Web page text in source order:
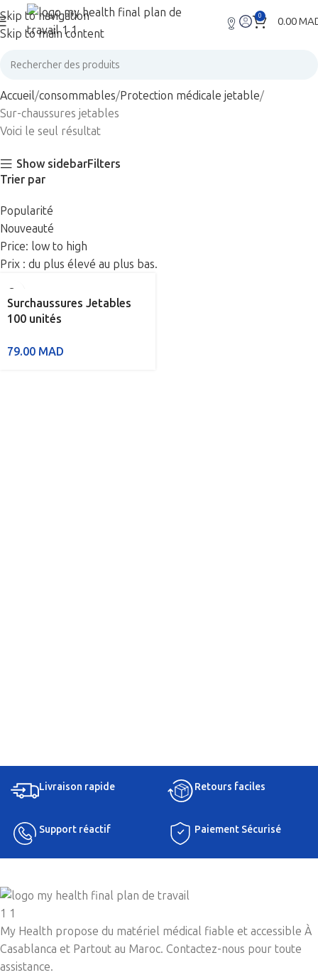
Skip to navigation
Skip to main content
0 0.00
Accueil consommables Protection médicale jetable
Sur-chaussures jetables
Voici le seul résultat
Show sidebarFilters
Trier par
Popularité
Nouveauté
Price: low to high
Prix : du plus élevé au plus bas.
Surchaussures Jetables
100 unités
79.00 MAD
Livraison rapide Retours faciles
Support réactif Paiement Sécurisé
My Health propose du matériel médical fiable et accessible À
Casablanca et Partout au Maroc. Contactez-nous pour toute
assistance.